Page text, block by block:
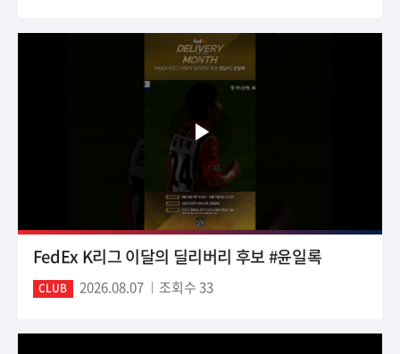
FedEx K리그 이달의 딜리버리 후보 #윤일록
CLUB 2026.08.07 조회수 33